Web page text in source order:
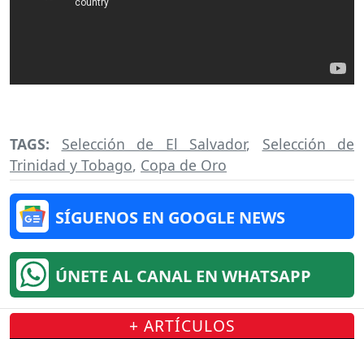
TAGS: Selección de El Salvador, Selección de
Trinidad y Tobago, Copa de Oro
SÍGUENOS EN GOOGLE NEWS
ÚNETE AL CANAL EN WHATSAPP
+ ARTÍCULOS